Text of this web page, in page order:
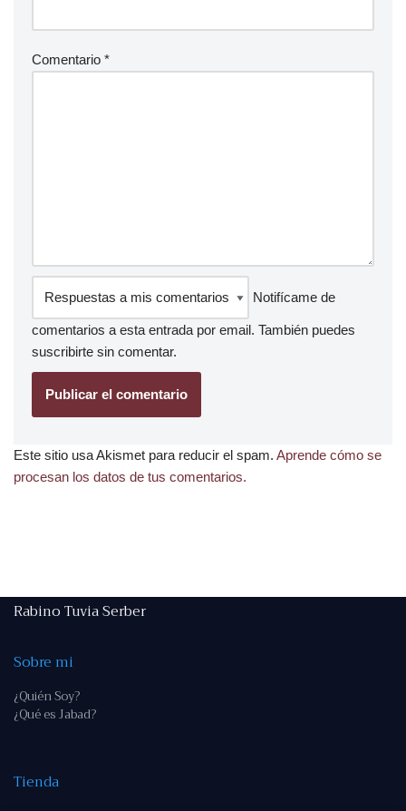
Comentario *
Notifícame de
comentarios a esta entrada por email. También puedes
suscribirte sin comentar.
Este sitio usa Akismet para reducir el spam. Aprende cómo se
procesan los datos de tus comentarios.
Rabino Tuvia Serber
Sobre mi
¿Quién Soy?
¿Qué es Jabad?
Tienda